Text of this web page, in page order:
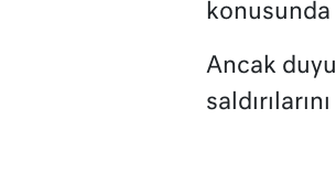
konusunda
Ancak